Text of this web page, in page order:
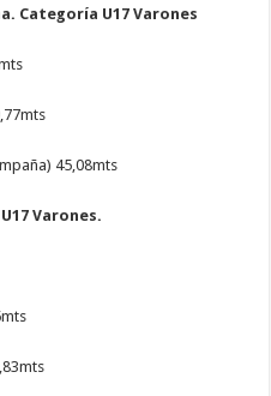
Categoría U17 Varones
45,08mts
Varones.